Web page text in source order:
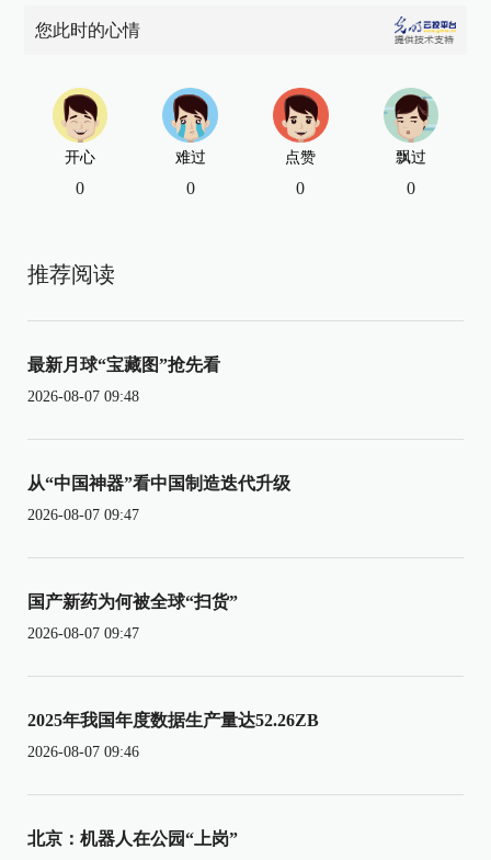
您此时的心情
开心
0
难过
0
点赞
0
飘过
0
推荐阅读
最新月球“宝藏图”抢先看
2026-08-07 09:48
从“中国神器”看中国制造迭代升级
2026-08-07 09:47
国产新药为何被全球“扫货”
2026-08-07 09:47
2025年我国年度数据生产量达52.26ZB
2026-08-07 09:46
北京：机器人在公园“上岗”